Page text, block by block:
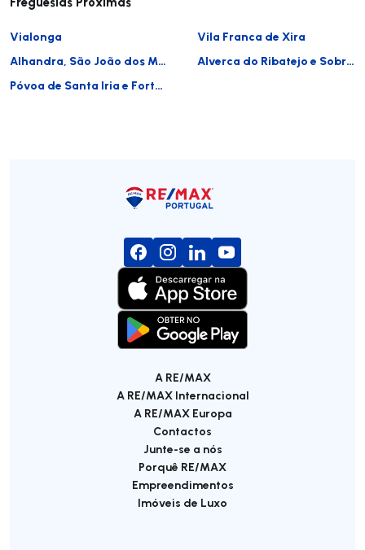
Vialonga
Vila Franca de Xira
Alhandra, São João dos Montes e Calhandriz
Alverca do Ribatejo e Sobralinho
Póvoa de Santa Iria e Forte da Casa
A RE/MAX
A RE/MAX Internacional
A RE/MAX Europa
Contactos
Junte-se a nós
Porquê RE/MAX
Empreendimentos
Imóveis de Luxo